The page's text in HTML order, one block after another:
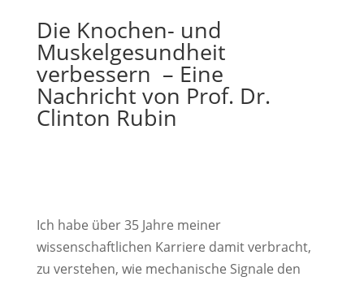
Die Knochen- und
Muskelgesundheit
verbessern – Eine
Nachricht von Prof. Dr.
Clinton Rubin
Ich habe über 35 Jahre meiner
wissenschaftlichen Karriere damit verbracht,
zu verstehen, wie mechanische Signale den